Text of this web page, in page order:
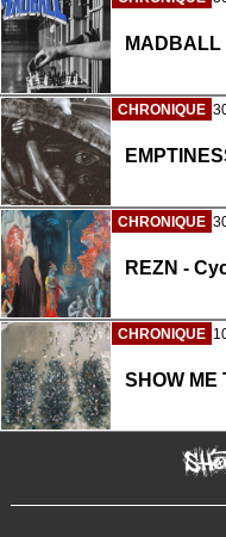
CHRONIQUE
CHRONIQUE
REZN -
CHRONIQUE
SHOW ME